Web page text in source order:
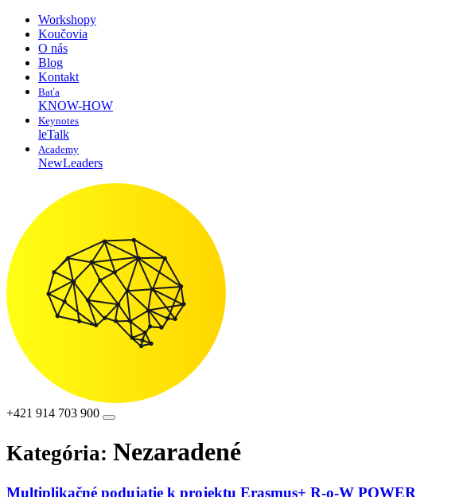
Workshopy
Koučovia
O nás
Blog
Kontakt
Baťa
KNOW-HOW
Keynotes
leTalk
Academy
NewLeaders
+421 914 703 900
Kategória: Nezaradené
Multiplikačné podujatie k projektu Erasmus+ R-o-W POWER